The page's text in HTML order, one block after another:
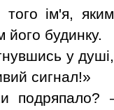
ім'я,
його будинку.
у
сигнал!»